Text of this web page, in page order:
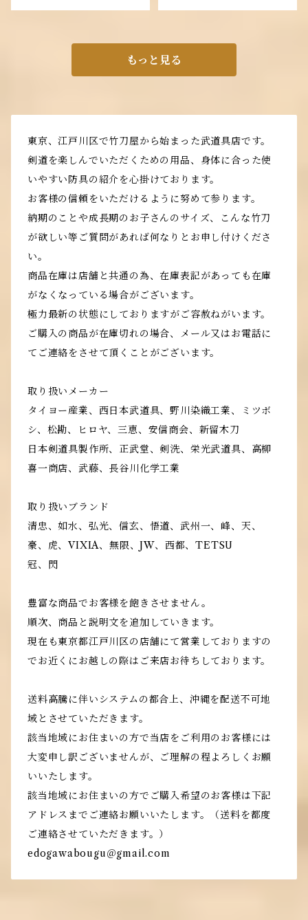
もっと見る
東京、江戸川区で竹刀屋から始まった武道具店です。
剣道を楽しんでいただくための用品、身体に合った使
いやすい防具の紹介を心掛けております。
お客様の信頼をいただけるように努めて参ります。
納期のことや成長期のお子さんのサイズ、こんな竹刀
が欲しい等ご質問があれば何なりとお申し付けくださ
い。
商品在庫は店舗と共通の為、在庫表記があっても在庫
がなくなっている場合がございます。
極力最新の状態にしておりますがご容赦ねがいます。
ご購入の商品が在庫切れの場合、メール又はお電話に
てご連絡をさせて頂くことがございます。
取り扱いメーカー
タイヨー産業、西日本武道具、野川染織工業、ミツボ
シ、松勘、ヒロヤ、三恵、安信商会、新留木刀
日本剣道具製作所、正武堂、剣洗、栄光武道具、高柳
喜一商店、武藤、長谷川化学工業
取り扱いブランド
清忠、如水、弘光、信玄、悟道、武州一、峰、天、
豪、虎、VIXIA、無限、JW、西都、TETSU
冠、閃
豊富な商品でお客様を飽きさせません。
順次、商品と説明文を追加していきます。
現在も東京都江戸川区の店舗にて営業しておりますの
でお近くにお越しの際はご来店お待ちしております。
送料高騰に伴いシステムの都合上、沖縄を配送不可地
域とさせていただきます。
該当地域にお住まいの方で当店をご利用のお客様には
大変申し訳ございませんが、ご理解の程よろしくお願
いいたします。
該当地域にお住まいの方でご購入希望のお客様は下記
アドレスまでご連絡お願いいたします。（送料を都度
ご連絡させていただきます。）
edogawabougu＠gmail.com